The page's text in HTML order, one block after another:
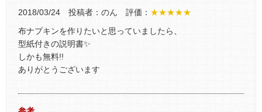
2018/03/24 投稿者：のん 評価： ★★★★★
布ナプキンを作りたいと思っていましたら、
型紙付きの説明書✨
しかも無料!!
ありがとうございます